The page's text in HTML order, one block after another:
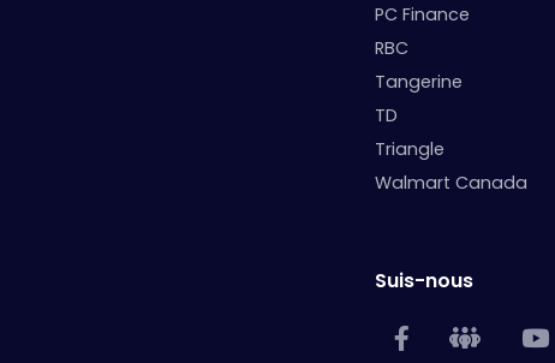
PC Finance
RBC
Tangerine
TD
Triangle
Walmart Canada
Suis-nous